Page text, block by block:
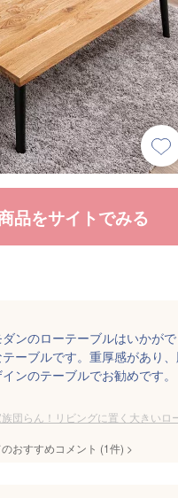
品をサイトでみる
ンのローテーブルはいかが
ーブルです。重厚感があり
ンのテーブルでお勧めです。
団らん！リビングに置く大きいロ
おすすめコメント (1件) >